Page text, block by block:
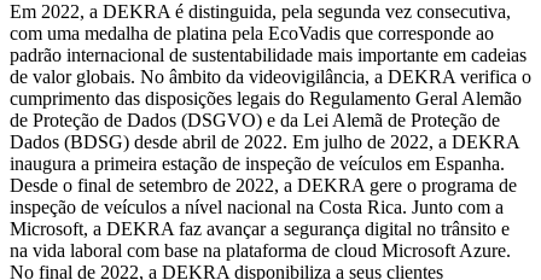
Em 2022, a DEKRA é distinguida, pela segunda vez consecutiva,
com uma medalha de platina pela EcoVadis que corresponde ao
padrão internacional de sustentabilidade mais importante em cadeias
de valor globais. No âmbito da videovigilância, a DEKRA verifica o
cumprimento das disposições legais do Regulamento Geral Alemão
de Proteção de Dados (DSGVO) e da Lei Alemã de Proteção de
Dados (BDSG) desde abril de 2022. Em julho de 2022, a DEKRA
inaugura a primeira estação de inspeção de veículos em Espanha.
Desde o final de setembro de 2022, a DEKRA gere o programa de
inspeção de veículos a nível nacional na Costa Rica. Junto com a
Microsoft, a DEKRA faz avançar a segurança digital no trânsito e
na vida laboral com base na plataforma de cloud Microsoft Azure.
No final de 2022, a DEKRA disponibiliza a seus clientes